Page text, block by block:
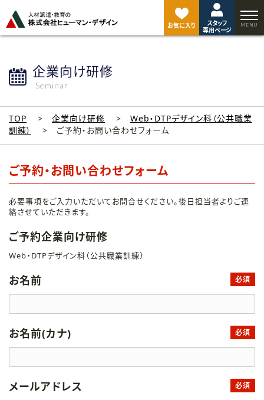
お気に入り
スタッフ
専用ページ
企業向け研修
Seminar
TOP 企業向け研修
Web・DTPデザイン科（公共職業
訓練）
ご予約・お問い合わせフォーム
ご予約・お問い合わせフォーム
必要事項をご入力いただいてお問合せください。後日担当者よりご連
絡させていただきます。
ご予約企業向け研修
Web・DTPデザイン科（公共職業訓練）
お名前 必須
お名前(カナ) 必須
メールアドレス 必須
ジ
ト